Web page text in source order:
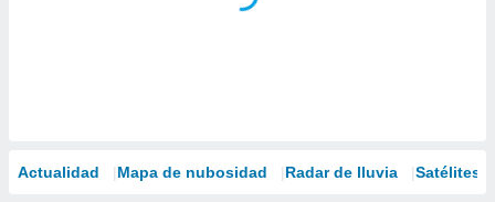
Actualidad Mapa de nubosidad Radar de lluvia Satélites